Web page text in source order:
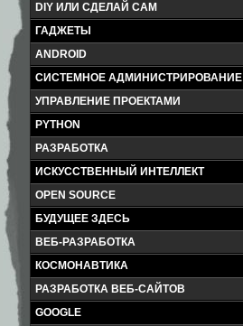
DIY ИЛИ СДЕЛАЙ САМ
ГАДЖЕТЫ
ANDROID
СИСТЕМНОЕ АДМИНИСТРИРОВАНИЕ
УПРАВЛЕНИЕ ПРОЕКТАМИ
PYTHON
РАЗРАБОТКА
ИСКУССТВЕННЫЙ ИНТЕЛЛЕКТ
OPEN SOURCE
БУДУЩЕЕ ЗДЕСЬ
ВЕБ-РАЗРАБОТКА
КОСМОНАВТИКА
РАЗРАБОТКА ВЕБ-САЙТОВ
GOOGLE